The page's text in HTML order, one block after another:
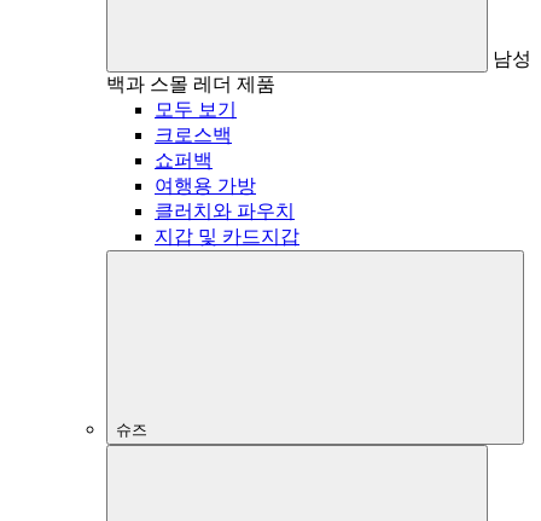
남성
백과 스몰 레더 제품
모두 보기
크로스백
쇼퍼백
여행용 가방
클러치와 파우치
지갑 및 카드지갑
슈즈